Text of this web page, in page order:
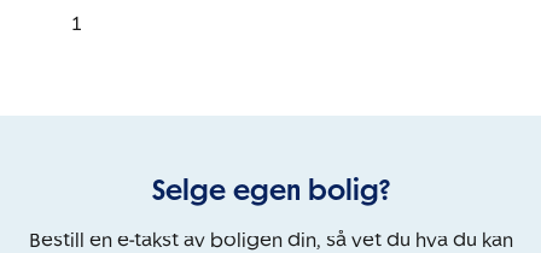
1
Selge egen bolig?
Bestill en e-takst av boligen din, så vet du hva du kan